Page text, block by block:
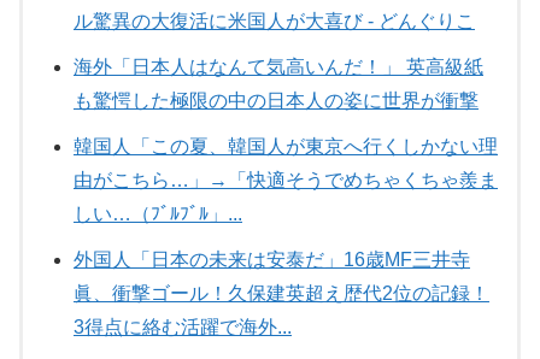
ル驚異の大復活に米国人が大喜び - どんぐりこ
海外「日本人はなんて気高いんだ！」 英高級紙
も驚愕した極限の中の日本人の姿に世界が衝撃
韓国人「この夏、韓国人が東京へ行くしかない理
由がこちら…」→「快適そうでめちゃくちゃ羨ま
しい…（ﾌﾞﾙﾌﾞﾙ」...
外国人「日本の未来は安泰だ」16歳MF三井寺
眞、衝撃ゴール！久保建英超え歴代2位の記録！
3得点に絡む活躍で海外...